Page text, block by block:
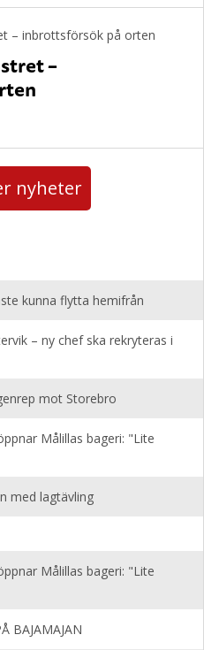
–
nyheter
kunna flytta hemifrån
– ny chef ska rekryteras i
mot Storebro
Målillas bageri: "Lite
med lagtävling
Målillas bageri: "Lite
BAJAMAJAN